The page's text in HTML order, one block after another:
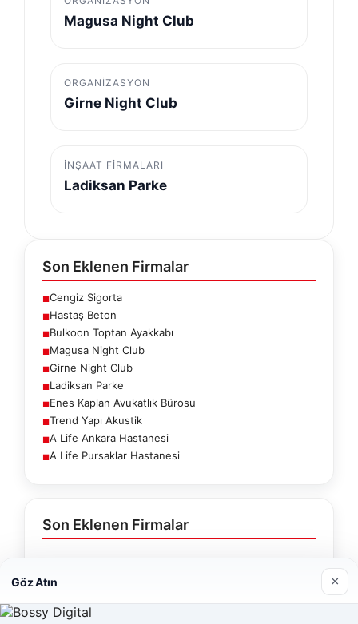
Magusa Night Club
ORGANIZASYON
Girne Night Club
İNŞAAT FIRMALARI
Ladiksan Parke
Son Eklenen Firmalar
■Cengiz Sigorta
■Hastaş Beton
■Bulkoon Toptan Ayakkabı
■Magusa Night Club
■Girne Night Club
■Ladiksan Parke
■Enes Kaplan Avukatlık Bürosu
■Trend Yapı Akustik
■A Life Ankara Hastanesi
■A Life Pursaklar Hastanesi
Son Eklenen Firmalar
23/06/2026
Göz Atın ×